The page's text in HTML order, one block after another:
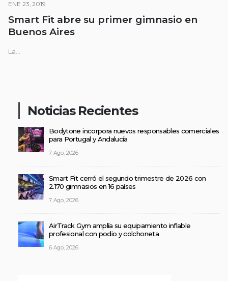
ENE 23, 2019
Smart Fit abre su primer gimnasio en
Buenos Aires
La...
Noticias Recientes
Bodytone incorpora nuevos responsables comerciales
para Portugal y Andalucía
7 Ago, 2026
Smart Fit cerró el segundo trimestre de 2026 con
2.170 gimnasios en 16 países
7 Ago, 2026
AirTrack Gym amplía su equipamiento inflable
profesional con podio y colchoneta
6 Ago, 2026